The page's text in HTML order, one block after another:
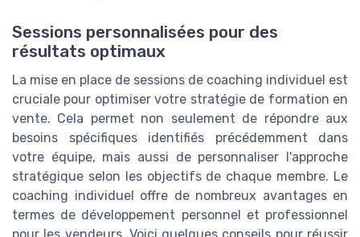
Sessions personnalisées pour des
résultats optimaux
La mise en place de sessions de coaching individuel est
cruciale pour optimiser votre stratégie de formation en
vente. Cela permet non seulement de répondre aux
besoins spécifiques identifiés précédemment dans
votre équipe, mais aussi de personnaliser l'approche
stratégique selon les objectifs de chaque membre. Le
coaching individuel offre de nombreux avantages en
termes de développement personnel et professionnel
pour les vendeurs. Voici quelques conseils pour réussir